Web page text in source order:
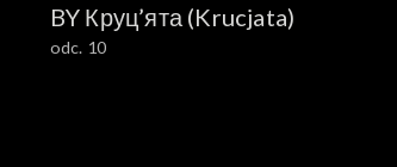
BY Круц’ята (Krucjata)
odc. 10